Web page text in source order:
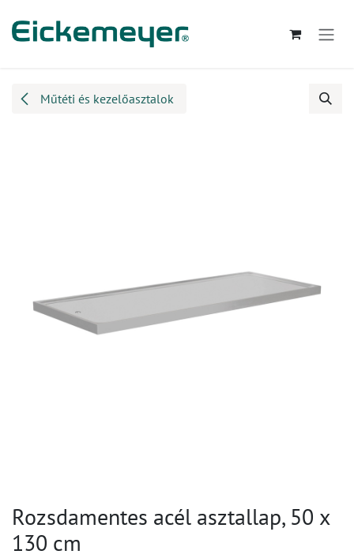
Műtéti és kezelőasztalok
Rozsdamentes acél asztallap, 50 x
130 cm